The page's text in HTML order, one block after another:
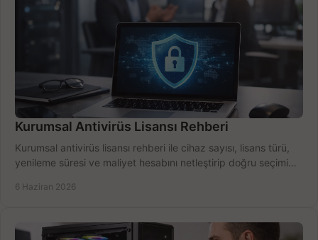
Kurumsal Antivirüs Lisansı Rehberi
Kurumsal antivirüs lisansı rehberi ile cihaz sayısı, lisans türü,
yenileme süresi ve maliyet hesabını netleştirip doğru seçimi
6 Haziran 2026